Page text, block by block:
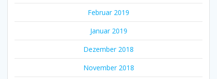
Februar 2019
Januar 2019
Dezember 2018
November 2018